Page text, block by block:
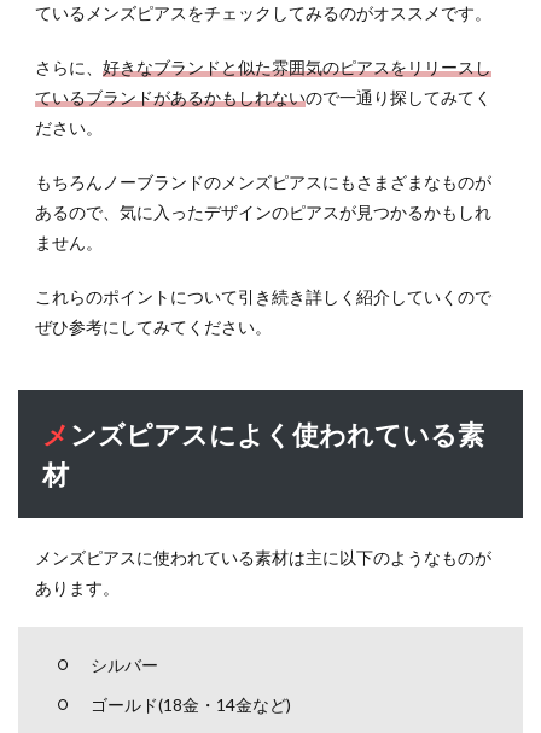
3
入っ
ザイ
ンの
を選
べば
でき
3.1
存在
感を
求め
手な
や大
きな
ぼう
3.2
ているメンズピアスをチェックしてみるのがオススメです。
さらに、 好きなブランドと似た雰囲気のピアスをリリースし
ているブランドがあるかもしれないので一通り探してみてく
ださい。
もちろんノーブランドのメンズピアスにもさまざまなものが
あるので、気に入ったデザインのピアスが見つかるかもしれ
ません。
これらのポイントについて引き続き詳しく紹介していくので
ぜひ参考にしてみてください。
メンズピアスによく使われている素
材
メンズピアスに使われている素材は主に以下のようなものが
あります。
シルバー
ゴールド(18金・14金など)